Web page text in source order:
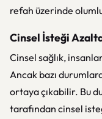
refah üzerinde
Cinsel İsteği
Cinsel sağlık,
Ancak bazı
ortaya çıkabilir. Bu
tarafından cinsel